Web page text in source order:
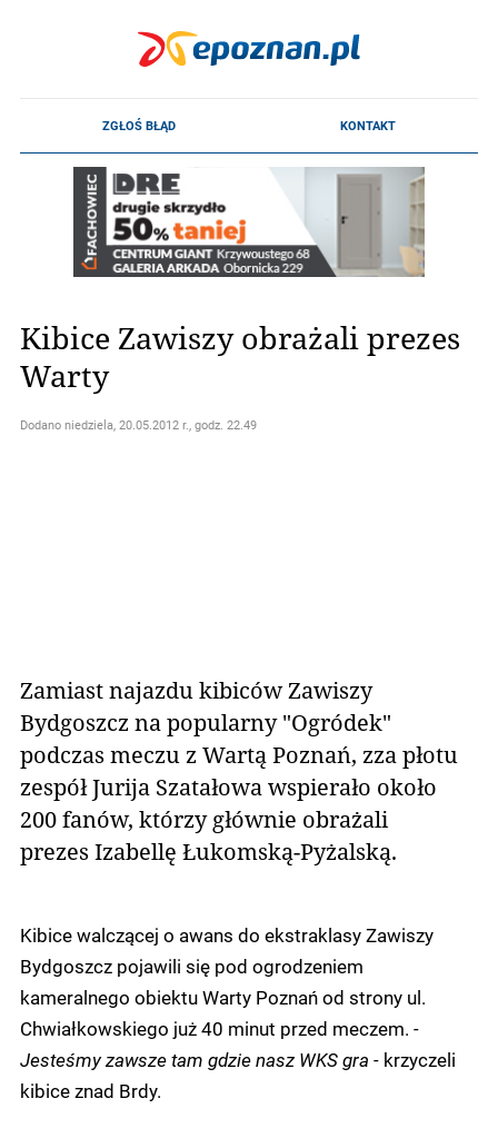
Kibice Zawiszy obrażali prezes
Warty
Dodano niedziela, 20.05.2012 r., godz. 22.49
Zamiast najazdu kibiców Zawiszy
Bydgoszcz na popularny "Ogródek"
podczas meczu z Wartą Poznań, zza płotu
zespół Jurija Szatałowa wspierało około
200 fanów, którzy głównie obrażali
prezes Izabellę Łukomską-Pyżalską.
Kibice walczącej o awans do ekstraklasy Zawiszy
Bydgoszcz pojawili się pod ogrodzeniem
kameralnego obiektu Warty Poznań od strony ul.
Chwiałkowskiego już 40 minut przed meczem. -
Jesteśmy zawsze tam gdzie nasz WKS gra - krzyczeli
kibice znad Brdy.